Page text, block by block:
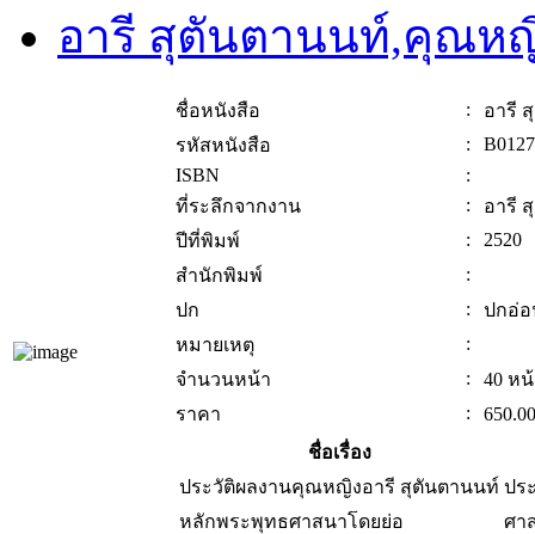
อารี สุตันตานนท์,คุณห
ชื่อหนังสือ :
อารี
รหัสหนังสือ
:
ISBN
:
ที่ระลึกจากงาน
:
อารี
ปีที่พิมพ์
:
2520
สำนักพิมพ์
:
ปก
:
ปกอ่
หมายเหตุ
:
จำนวนหน้า
:
40 ห
ราคา
:
650.00
ชื่อเรื่อง
ประวัติผลงานคุณหญิงอารี สุตันตานนท์ ปร
หลักพระพุทธศาสนาโดยย่อ
ศา